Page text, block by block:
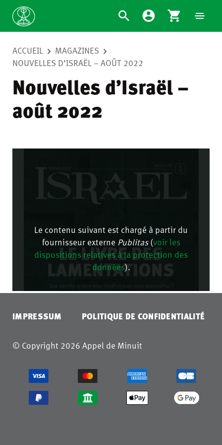
ACCUEIL
MAGAZINES
NOUVELLES D’ISRAËL – AOÛT 2022
Nouvelles d’Israël –
août 2022
Le contenu suivant est chargé à partir du
fournisseur externe Publitas(voir les
dispositions relatives à la protection des
données).
IMPRESSUM
POLITIQUE DE CONFIDENTIALITÉ
© Copyright 2026 Appel de Minuit